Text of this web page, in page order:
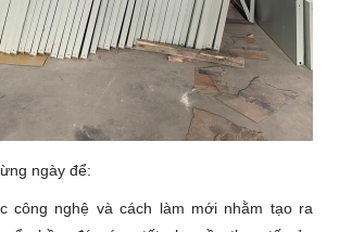
ngày để:
công nghệ và cách làm mới nhằm tạo ra